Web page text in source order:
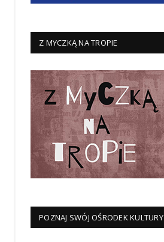
Z MYCZKĄ NA TROPIE
POZNAJ SWÓJ OŚRODEK KULTURY